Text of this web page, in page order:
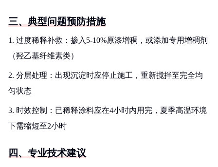
三、典型问题预防措施
1. 过度稀释补救：掺入5-10%原漆增稠，或添加专用增稠剂
（羟乙基纤维素类）
2. 分层处理：出现沉淀时应停止施工，重新搅拌至完全均
匀状态
3. 时效控制：已稀释涂料应在4小时内用完，夏季高温环境
下需缩短至2小时
四、专业技术建议